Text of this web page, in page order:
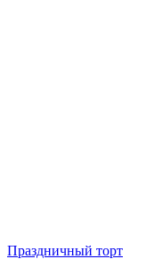
Праздничный торт